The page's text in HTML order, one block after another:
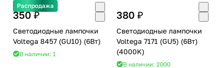
Распродажа
350 ₽
Светодиодные лампочки
Voltega 8457 (GU10) (6Вт)
В наличии: 1
380 ₽
Светодиодные лампочки
Voltega 7171 (GU5) (6Вт)
(4000K)
В наличии: 2000